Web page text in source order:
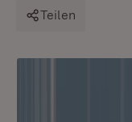
Teilen